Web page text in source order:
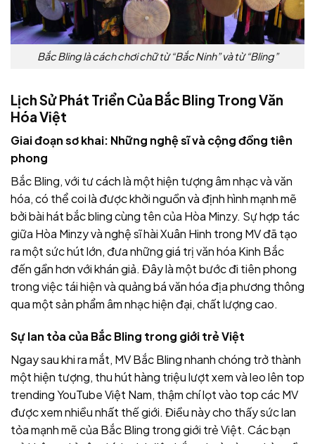
Bắc Bling là cách chơi chữ từ “Bắc Ninh” và từ “Bling”
Lịch Sử Phát Triển Của Bắc Bling Trong Văn
Hóa Việt
Giai đoạn sơ khai: Những nghệ sĩ và cộng đồng tiên
phong
Bắc Bling, với tư cách là một hiện tượng âm nhạc và văn
hóa, có thể coi là được khởi nguồn và định hình mạnh mẽ
bởi bài hát bắc bling cùng tên của Hòa Minzy. Sự hợp tác
giữa Hòa Minzy và nghệ sĩ hài Xuân Hinh trong MV đã tạo
ra một sức hút lớn, đưa những giá trị văn hóa Kinh Bắc
đến gần hơn với khán giả. Đây là một bước đi tiên phong
trong việc tái hiện và quảng bá văn hóa địa phương thông
qua một sản phẩm âm nhạc hiện đại, chất lượng cao.
Sự lan tỏa của Bắc Bling trong giới trẻ Việt
Ngay sau khi ra mắt, MV Bắc Bling nhanh chóng trở thành
một hiện tượng, thu hút hàng triệu lượt xem và leo lên top
trending YouTube Việt Nam, thậm chí lọt vào top các MV
được xem nhiều nhất thế giới. Điều này cho thấy sức lan
tỏa mạnh mẽ của Bắc Bling trong giới trẻ Việt. Các bạn